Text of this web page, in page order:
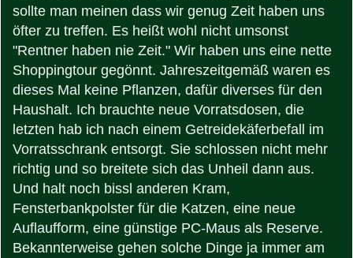
sollte man meinen dass wir genug Zeit haben uns
öfter zu treffen. Es heißt wohl nicht umsonst
"Rentner haben nie Zeit." Wir haben uns eine nette
Shoppingtour gegönnt. Jahreszeitgemäß waren es
dieses Mal keine Pflanzen, dafür diverses für den
Haushalt. Ich brauchte neue Vorratsdosen, die
letzten hab ich nach einem Getreidekäferbefall im
Vorratsschrank entsorgt. Sie schlossen nicht mehr
richtig und so breitete sich das Unheil dann aus.
Und halt noch bissl anderen Kram,
Fensterbankpolster für die Katzen, eine neue
Auflaufform, eine günstige PC-Maus als Reserve.
Bekannterweise gehen solche Dinge ja immer am